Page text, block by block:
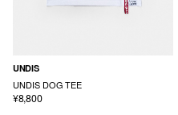
UNDIS
UNDIS DOG TEE
¥8,800